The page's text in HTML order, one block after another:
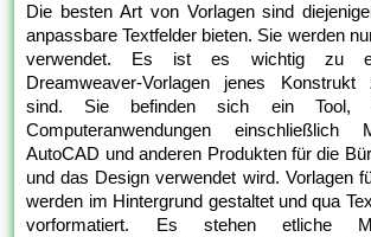
Die besten Art von Vorlagen sind
anpassbare Textfelder bieten. Sie werden
verwendet. Es ist es wichtig zu
Dreamweaver-Vorlagen jenes Konstrukt
sind. Sie befinden sich ein Tool,
Computeranwendungen einschließlich
AutoCAD und anderen Produkten für die
und das Design verwendet wird. Vorlagen
werden im Hintergrund gestaltet und qua
vorformatiert. Es stehen etliche